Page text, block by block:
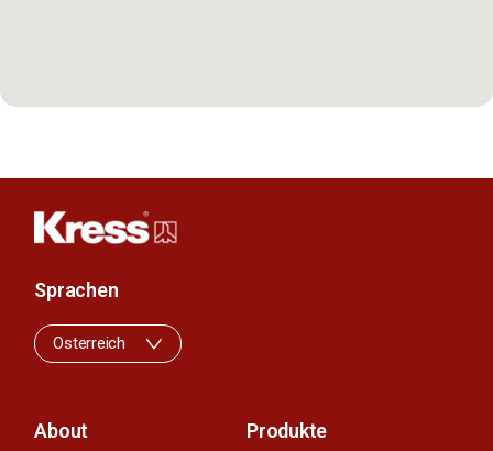
About Produkte
Sprachen
Osterreich